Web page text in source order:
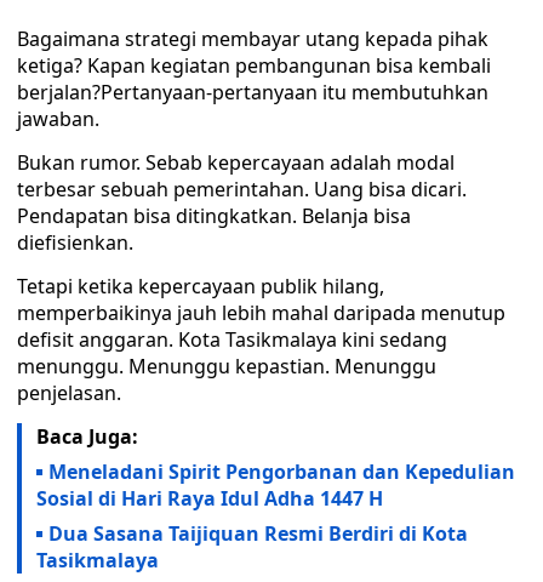
Bagaimana strategi membayar utang kepada pihak
ketiga? Kapan kegiatan pembangunan bisa kembali
berjalan?Pertanyaan-pertanyaan itu membutuhkan
jawaban.
Bukan rumor. Sebab kepercayaan adalah modal
terbesar sebuah pemerintahan. Uang bisa dicari.
Pendapatan bisa ditingkatkan. Belanja bisa
diefisienkan.
Tetapi ketika kepercayaan publik hilang,
memperbaikinya jauh lebih mahal daripada menutup
defisit anggaran. Kota Tasikmalaya kini sedang
menunggu. Menunggu kepastian. Menunggu
penjelasan.
Baca Juga:
Meneladani Spirit Pengorbanan dan Kepedulian
Sosial di Hari Raya Idul Adha 1447 H
Dua Sasana Taijiquan Resmi Berdiri di Kota
Tasikmalaya